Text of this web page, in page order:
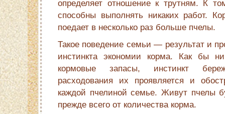
определяет отношение к трутням. К
способны выполнять никаких работ.
поедает в несколько раз больше пчелы.
Такое поведение семьи — результат и
инстинкта экономии корма. Как бы
кормовые запасы, инстинкт
расходования их проявляется и
каждой пчелиной семье. Живут пчелы
прежде всего от количества корма.